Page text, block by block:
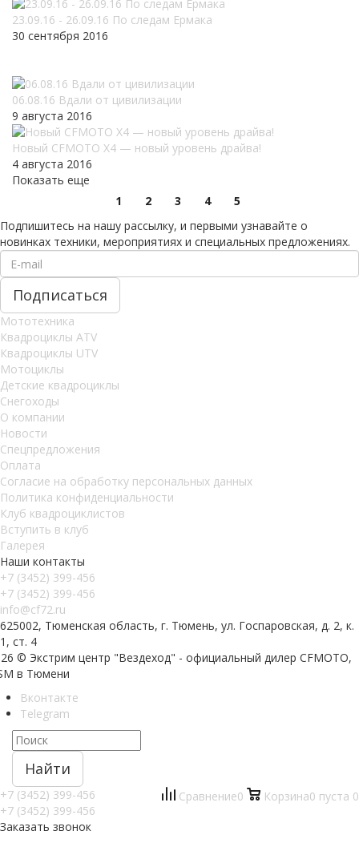
23.09.16 - 26.09.16 По следам Ермака
30 сентября 2016
06.08.16 Вдали от цивилизации
9 августа 2016
Новый CFMOTO X4 — новый уровень драйва!
4 августа 2016
Показать еще
1
2 3 4
5
Подпишитесь на нашу рассылку, и первыми узнавайте о
новинках техники, мероприятиях и специальных предложениях.
Мототехника
Квадроциклы ATV
Квадроциклы UTV
Мотоциклы
Детские квадроциклы
Снегоходы
О компании
Новости
Спецпредложения
Оплата
Согласие на обработку персональных данных
Политика конфиденциальности
Клуб квадроциклистов
Вступить в клуб
Галерея
Наши контакты
+7 (3452) 399-456
+7 (3452) 399-456
info@cf72.ru
625002, Тюменская область, г. Тюмень, ул. Госпаровская, д. 2, к.
1, ст. 4
© Экстрим центр "Вездеход" - официальный дилер CFMOTO,
в Тюмени
Вконтакте
Telegram
Найти
+7 (3452) 399-456
+7 (3452) 399-456
Заказать звонок
Сравнение0 Корзина0 пуста 0